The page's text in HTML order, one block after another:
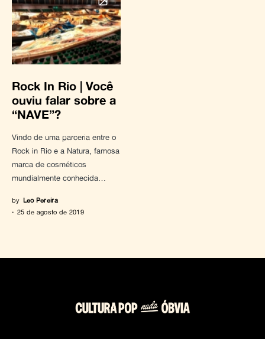
Rock In Rio | Você
ouviu falar sobre a
“NAVE”?
Vindo de uma parceria entre o
Rock in Rio e a Natura, famosa
marca de cosméticos
mundialmente conhecida…
by Leo Pereira
25 de agosto de 2019